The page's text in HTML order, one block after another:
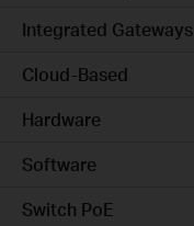
Integrated Gateways
Cloud-Based
Hardware
Software
Switch PoE